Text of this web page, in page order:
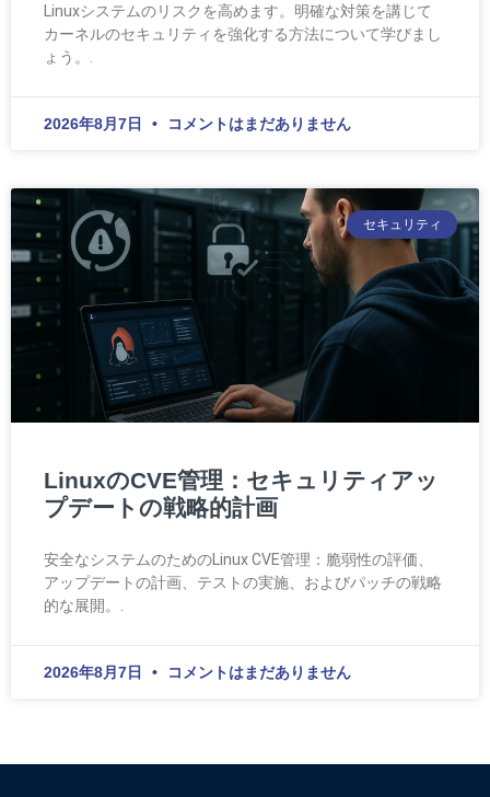
Linuxシステムのリスクを高めます。明確な対策を講じて
カーネルのセキュリティを強化する方法について学びまし
ょう。.
2026年8月7日 コメントはまだありません
セキュリティ
LinuxのCVE管理：セキュリティアッ
プデートの戦略的計画
安全なシステムのためのLinux CVE管理：脆弱性の評価、
アップデートの計画、テストの実施、およびパッチの戦略
的な展開。.
2026年8月7日 コメントはまだありません